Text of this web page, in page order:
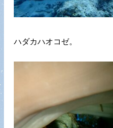
ハダカハオコゼ。